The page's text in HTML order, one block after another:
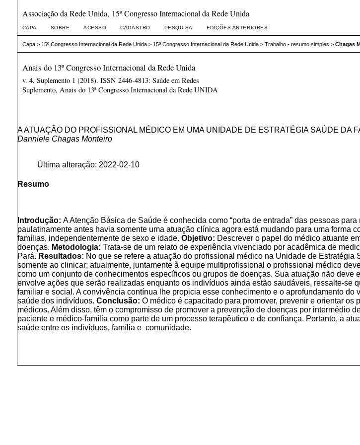
Associação da Rede Unida, 15º Congresso Internacional da Rede Unida
CAPA SOBRE ACESSO CADASTRO PESQUISA EDIÇÕES ANTERIORES
Capa> 15º Congresso Internacional da Rede Unida> 15º Congresso Internacional da Rede Unida> Trabalho - resumo simples > Chagas
Anais do 13º Congresso Internacional da Rede Unida
v. 4, Suplemento 1 (2018). ISSN 2446-4813: Saúde em Redes
Suplemento, Anais do 13ª Congresso Internacional da Rede UNIDA
A ATUAÇÃO DO PROFISSIONAL MÉDICO EM UMA UNIDADE DE ESTRATÉGIA SAÚDE DA
Danniele Chagas Monteiro
Última alteração: 2022-02-10
Resumo
Introdução: A Atenção Básica de Saúde é conhecida como “porta de entrada” das pessoas
paulatinamente antes havia somente uma atuação clínica agora está mudando para uma forma
famílias, independentemente de sexo e idade. Objetivo: Descrever o papel do médico atuante
doenças. Metodologia: Trata-se de um relato de experiência vivenciado por acadêmica de
Pará. Resultados: No que se refere a atuação do profissional médico na Unidade de
somente ao clinicar; atualmente, juntamente à equipe multiprofissional o profissional médico
como um conjunto de conhecimentos específicos ou grupos de doenças. Sua atuação não
envolve ações que serão realizadas enquanto os indivíduos ainda estão saudáveis, ressalte-se
familiar e social. A convivência contínua lhe propicia esse conhecimento e o aprofundamento
saúde dos indivíduos. Conclusão: O médico é capacitado para promover, prevenir e orientar
médicos. Além disso, têm o compromisso de promover a prevenção de doenças por intermédio
paciente e médico-família como parte de um processo terapêutico e de confiança. Portanto, a
saúde entre os indivíduos, família e comunidade.